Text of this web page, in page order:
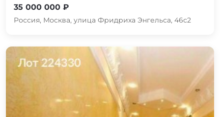
35 000 000 ₽
Россия, Москва, улица Фридриха Энгельса, 46с2